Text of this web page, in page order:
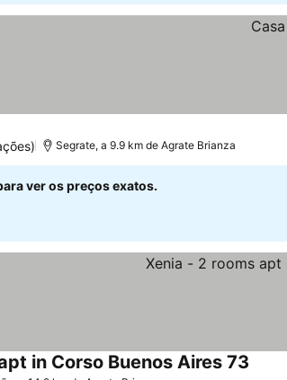
preços
Segrate, a 9.9 km de Agrate Brianza
ver os preços exatos.
in Corso Buenos Aires 73